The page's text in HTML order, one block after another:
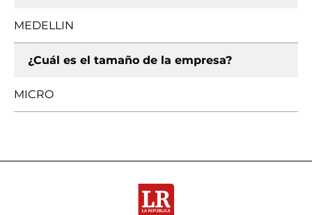
MEDELLIN
¿Cuál es el tamaño de la empresa?
MICRO